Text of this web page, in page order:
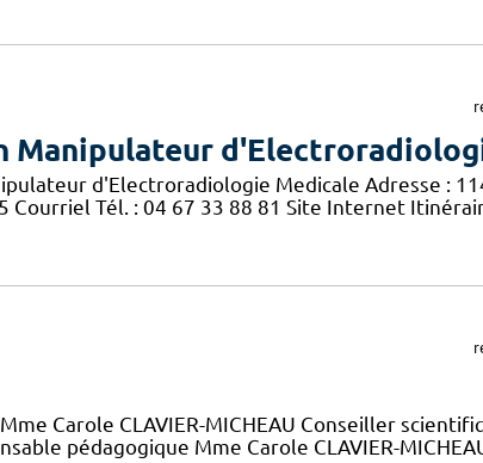
Manipulateur
d'Electroradiologie Medicale Adresse :
Courriel Tél. : 04 67 33 88 81 Site Internet
Carole CLAVIER-MICHEAU Conseiller
pédagogique Mme Carole CLAVIER-